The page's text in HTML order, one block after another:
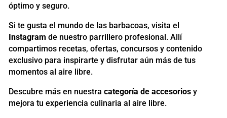
óptimo y seguro.
Si te gusta el mundo de las barbacoas, visita el
Instagram de nuestro parrillero profesional. Allí
compartimos recetas, ofertas, concursos y contenido
exclusivo para inspirarte y disfrutar aún más de tus
momentos al aire libre.
Descubre más en nuestra categoría de accesoriosy
mejora tu experiencia culinaria al aire libre.